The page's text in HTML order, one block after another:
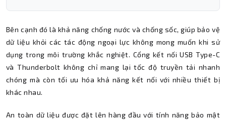
Bên cạnh đó là khả năng chống nước và chống sốc, giúp bảo vệ
dữ liệu khỏi các tác động ngoại lực không mong muốn khi sử
dụng trong môi trường khắc nghiệt. Cổng kết nối USB Type-C
và Thunderbolt không chỉ mang lại tốc độ truyền tải nhanh
chóng mà còn tối ưu hóa khả năng kết nối với nhiều thiết bị
khác nhau.
An toàn dữ liệu được đặt lên hàng đầu với tính năng bảo mật